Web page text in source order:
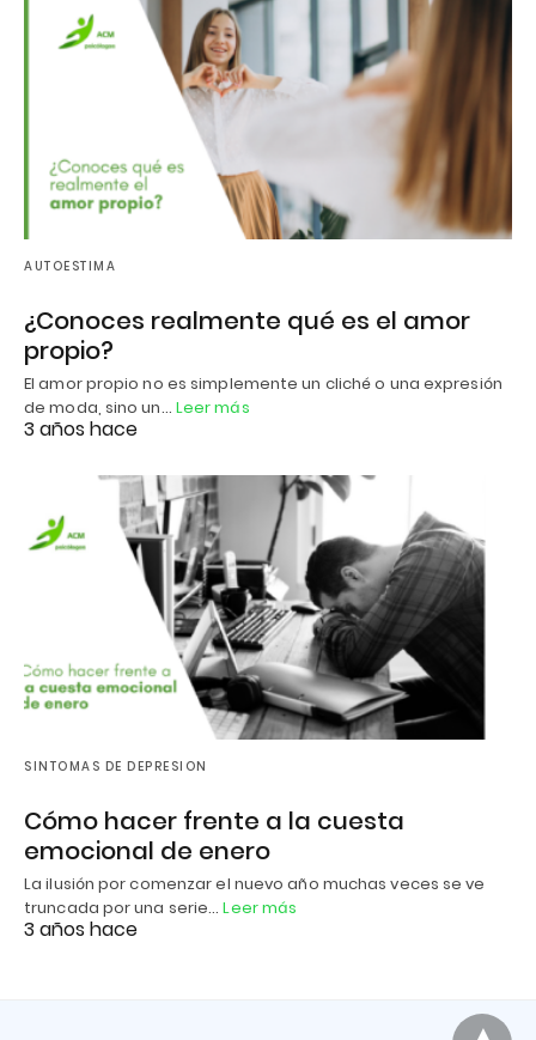
AUTOESTIMA
¿Conoces realmente qué es el amor
propio?
El amor propio no es simplemente un cliché o una expresión
de moda, sino un… Leer más
3 años hace
SINTOMAS DE DEPRESION
Cómo hacer frente a la cuesta
emocional de enero
La ilusión por comenzar el nuevo año muchas veces se ve
truncada por una serie…Leer más
3 años hace